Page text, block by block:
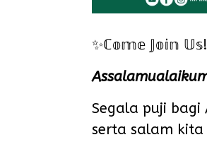
✨ℂ𝕠𝕞𝕖 𝕁𝕠𝕚𝕟
Segala puji
serta salam kita